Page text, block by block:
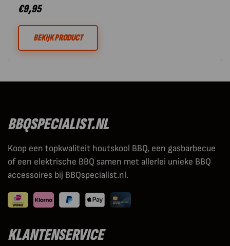
€9,95
BEKIJK PRODUCT
BBQSPECIALIST.NL
Koop een topkwaliteit houtskool BBQ, een gasbarbecue
of een elektrische BBQ samen met allerlei unieke BBQ
accessoires bij BBQspecialist.nl.
KLANTENSERVICE